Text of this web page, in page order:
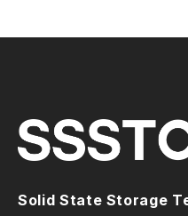
Solid State Storage